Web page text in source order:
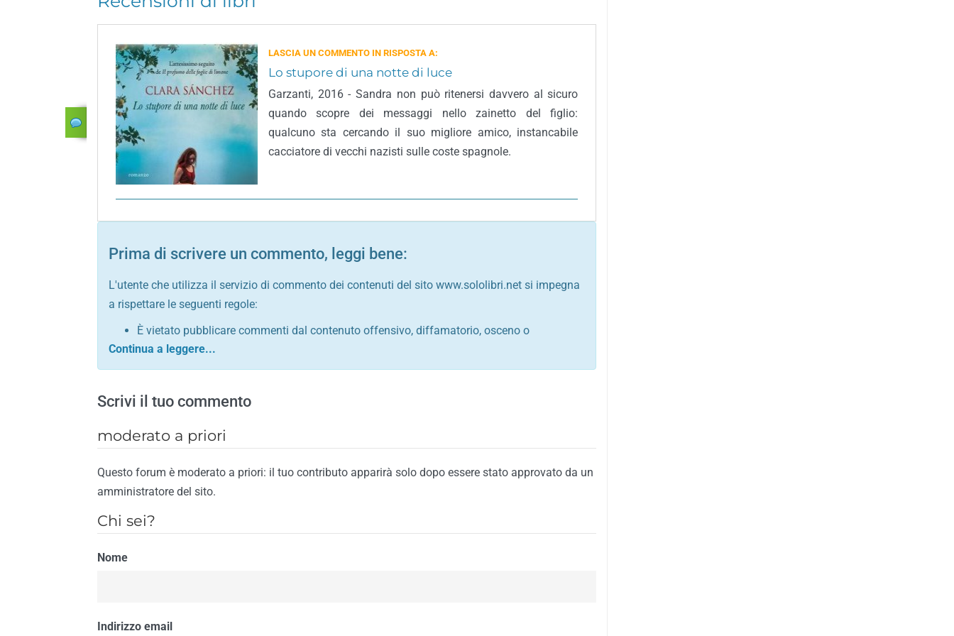
LASCIA UN COMMENTO IN RISPOSTA A:
Lo stupore di una notte di luce
Garzanti, 2016 - Sandra non può ritenersi davvero al sicuro
quando scopre dei messaggi nello zainetto del figlio:
qualcuno sta cercando il suo migliore amico, instancabile
cacciatore di vecchi nazisti sulle coste spagnole.
Prima di scrivere un commento, leggi bene:
L'utente che utilizza il servizio di commento dei contenuti del sito www.sololibri.net si impegna
a rispettare le seguenti regole:
È vietato pubblicare commenti dal contenuto offensivo, diffamatorio, osceno o
comunque contrario alle leggi dello Stato italiano e di quelle internazionali
Sono vietati commenti in tono sacrilego, sarcastico, denigratorio e sbeffeggiatorio
È vietato pubblicare commenti contrari al rispetto dell'ordine pubblico
È vietato pubblicare commenti lesivi della privacy di qualsiasi cittadino
È vietato pubblicare commenti razzisti nei confronti di qualsiasi razza, popolo, cultura,
religione
È vietato pubblicare commenti contrari al rispetto del buon costume o contenenti
È vietato pubblicare commenti inerenti propaganda politica, di partito o di fazione, che
Il riscontro della violazione anche di una sola delle regole precedenti comporterà la non
Scrivi il tuo commento
moderato a priori
Questo forum è moderato a priori: il tuo contributo apparirà solo dopo essere stato approvato da un
amministratore del sito.
Chi sei?
Nome
Indirizzo email